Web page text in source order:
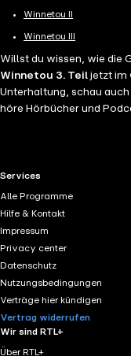
Winnetou II
Winnetou III
Willst du wissen, wie die
Winnetou 3. Teil jetzt im
Unterhaltung, schau
höre Hörbücher und
RTL+ useful links.
Services
Alle Programme
Hilfe & Kontakt
Impressum
Privacy center
Datenschutz
Nutzungsbedingungen
Verträge hier kündigen
Vertrag widerrufen
Wir sind RTL+
Über RTL+